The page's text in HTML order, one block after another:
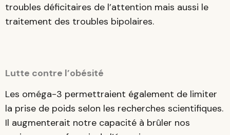
troubles déficitaires de l’attention mais aussi le
traitement des troubles bipolaires.
Lutte contre l’obésité
Les oméga-3 permettraient également de limiter
la prise de poids selon les recherches scientifiques.
Il augmenterait notre capacité à brûler nos